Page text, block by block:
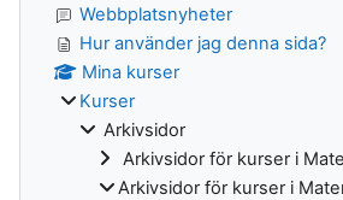
Webbplatsnyheter
Hur använder jag denna sida?
Mina kurser
Kurser
Arkivsidor
Arkivsidor för kurser i
Arkivsidor för kurser i